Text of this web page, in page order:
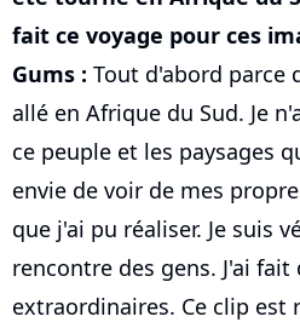
fait ce voyage pour ces
Gums : Tout d'abord parce
allé en Afrique du Sud. Je
ce peuple et les paysages
envie de voir de mes
que j'ai pu réaliser. Je suis
rencontre des gens. J'ai
extraordinaires. Ce clip est